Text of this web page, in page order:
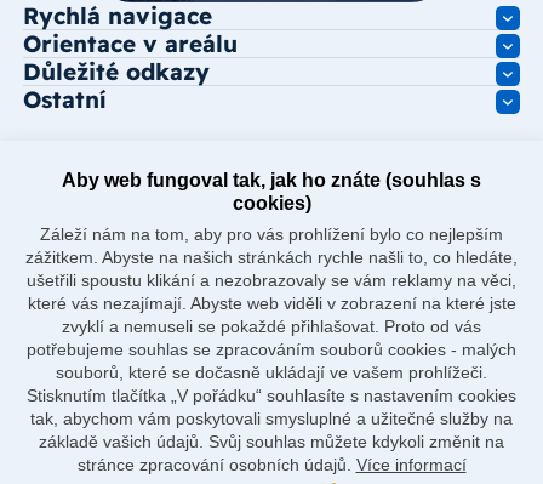
Rychlá navigace
Orientace v areálu
Důležité odkazy
Ostatní
Aby web fungoval tak, jak ho znáte (souhlas s
cookies)
Záleží nám na tom, aby pro vás prohlížení bylo co nejlepším
zážitkem. Abyste na našich stránkách rychle našli to, co hledáte,
ušetřili spoustu klikání a nezobrazovaly se vám reklamy na věci,
které vás nezajímají. Abyste web viděli v zobrazení na které jste
zvyklí a nemuseli se pokaždé přihlašovat. Proto od vás
potřebujeme souhlas se zpracováním souborů cookies - malých
souborů, které se dočasně ukládají ve vašem prohlížeči.
Stisknutím tlačítka „V pořádku“ souhlasíte s nastavením cookies
tak, abychom vám poskytovali smysluplné a užitečné služby na
základě vašich údajů. Svůj souhlas můžete kdykoli změnit na
stránce zpracování osobních údajů. Více informací